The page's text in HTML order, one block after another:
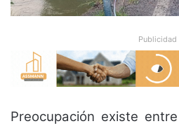
Publicidad
Preocupación existe